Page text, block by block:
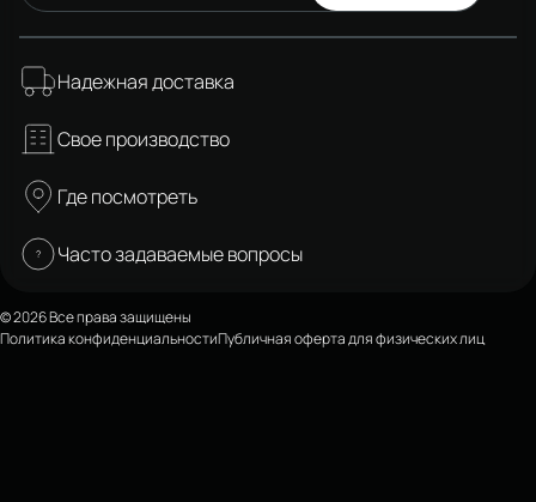
Надежная доставка
Свое производство
Где посмотреть
Часто задаваемые вопросы
© 2026 Все права защищены
Политика конфиденциальностиПубличная оферта для физических лиц